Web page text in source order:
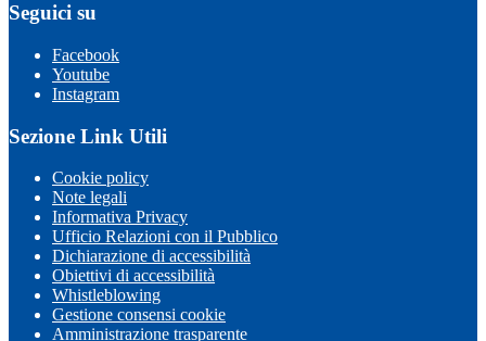
Seguici su
Facebook
Youtube
Instagram
Sezione Link Utili
Cookie policy
Note legali
Informativa Privacy
Ufficio Relazioni con il Pubblico
Dichiarazione di accessibilità
Obiettivi di accessibilità
Whistleblowing
Gestione consensi cookie
Amministrazione trasparente